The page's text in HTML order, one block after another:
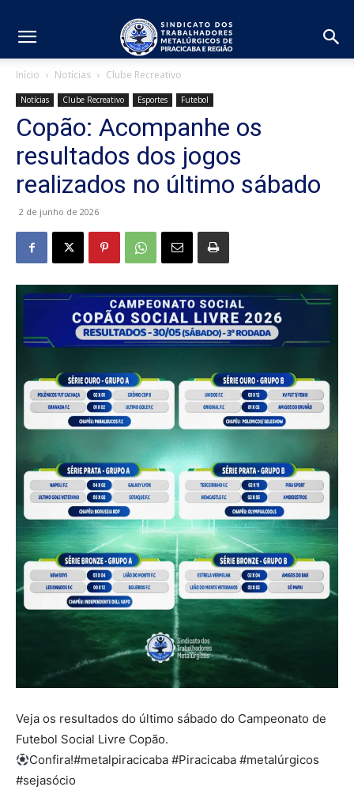
Início Notícias Clube Recreativo
Notícias Clube Recreativo Esportes Futebol
Copão: Acompanhe os
resultados dos jogos
realizados no último sábado
2 de junho de 2026
Veja os resultados do último sábado do Campeonato de
Futebol Social Livre Copão.
Confira!#metalpiracicaba #Piracicaba #metalúrgicos
#sejasócio